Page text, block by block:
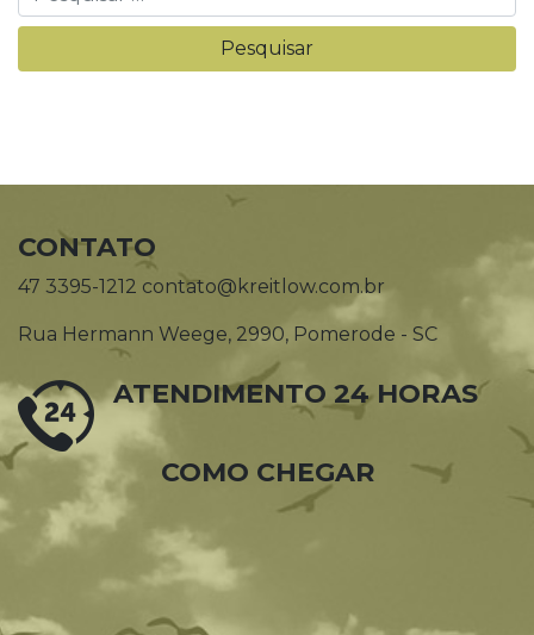
CONTATO
47 3395-1212 contato@kreitlow.com.br
Rua Hermann Weege, 2990, Pomerode - SC
ATENDIMENTO 24 HORAS
COMO CHEGAR